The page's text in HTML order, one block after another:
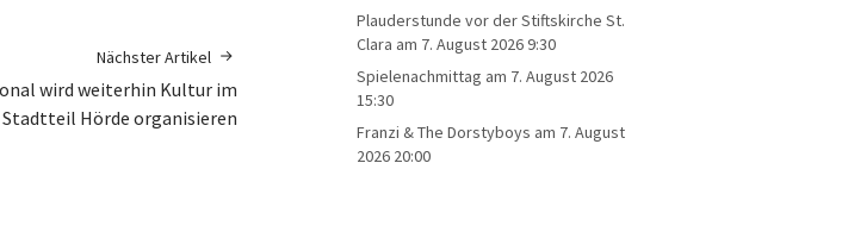
Nächster Artikel
wird weiterhin Kultur im
Stadtteil Hörde organisieren
Plauderstunde vor der Stiftskirche St.
Clara am 7. August 2026 9:30
Spielenachmittag am 7. August 2026
15:30
Franzi & The Dorstyboys am 7. August
2026 20:00